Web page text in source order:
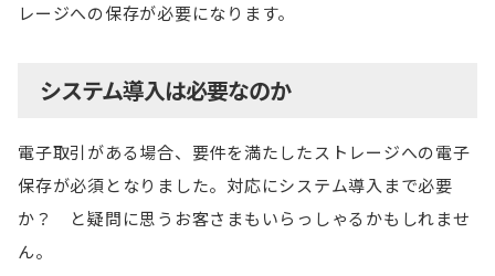
レージへの保存が必要になります。
システム導入は必要なのか
電子取引がある場合、要件を満たしたストレージへの電子
保存が必須となりました。対応にシステム導入まで必要
か？ と疑問に思うお客さまもいらっしゃるかもしれませ
ん。